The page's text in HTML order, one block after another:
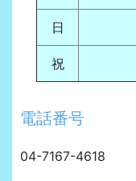
日
祝
電話番号
04-7167-4618